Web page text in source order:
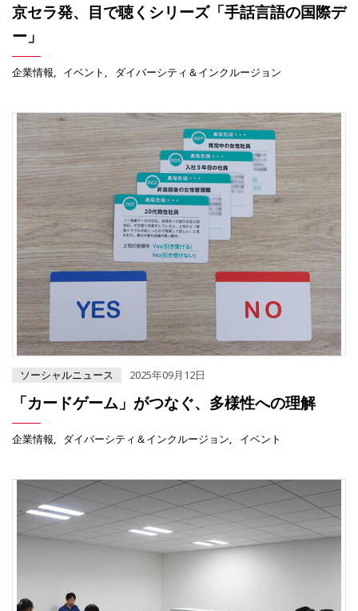
京セラ発、目で聴くシリーズ「手話言語の国際デ
ー」
企業情報 イベント ダイバーシティ＆インクルージョン
ソーシャルニュース 2025年09月12日
「カードゲーム」がつなぐ、多様性への理解
企業情報 ダイバーシティ＆インクルージョン イベント